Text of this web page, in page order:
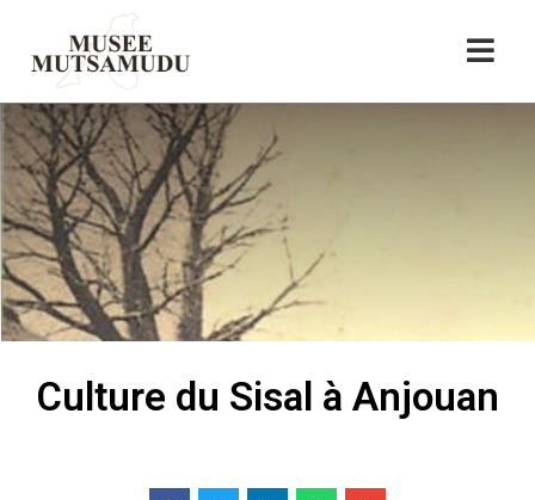
Culture du Sisal à Anjouan